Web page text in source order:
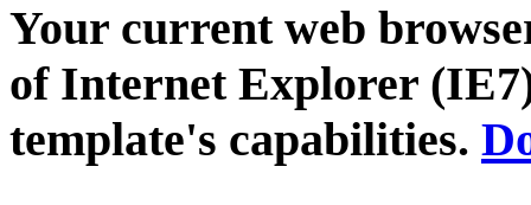
Your current web
of Internet Explorer
template's capabilities.